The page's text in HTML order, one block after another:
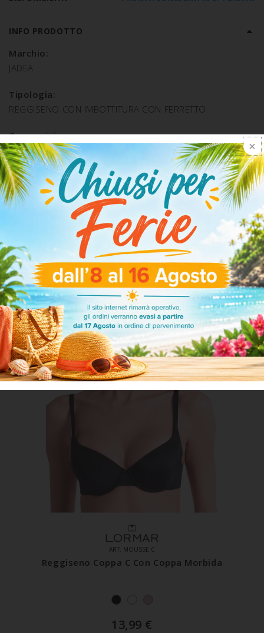
INFO PRODOTTO
Marchio:
JADEA
Tipologia:
REGGISENO CON IMBOTTITURA CON FERRETTO
Composizione:
POLIAMMIDE 84% ELASTAN 16%
SPEDIZIONE E RESO
ARTICOLI CORRELATI
ART. MOUSSE C
Reggiseno Coppa C Con Coppa Morbida
13,99 €